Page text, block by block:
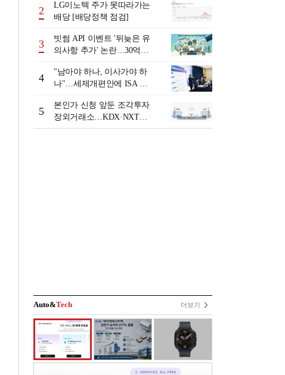
2
LG이노텍 주가 못따라가는
배당 [배당정책 점검]
3
빗썸 API 이벤트 '뒤늦은 유
의사항 추가' 논란…30억원
발
4
"남아야 하나, 이사가야 하
나"…세제개편안에 ISA 투
5
본인가 신청 앞둔 조각투자
장외거래소…KDX·NXT컨
소 막판 점검 ‘분주’
Auto&Tech 더보기